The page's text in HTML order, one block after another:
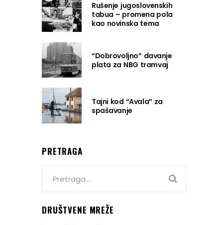
Rušenje jugoslovenskih
tabua – promena pola
kao novinska tema
“Dobrovoljno” davanje
plata za NBG tramvaj
Tajni kod “Avala” za
spašavanje
PRETRAGA
DRUŠTVENE MREŽE